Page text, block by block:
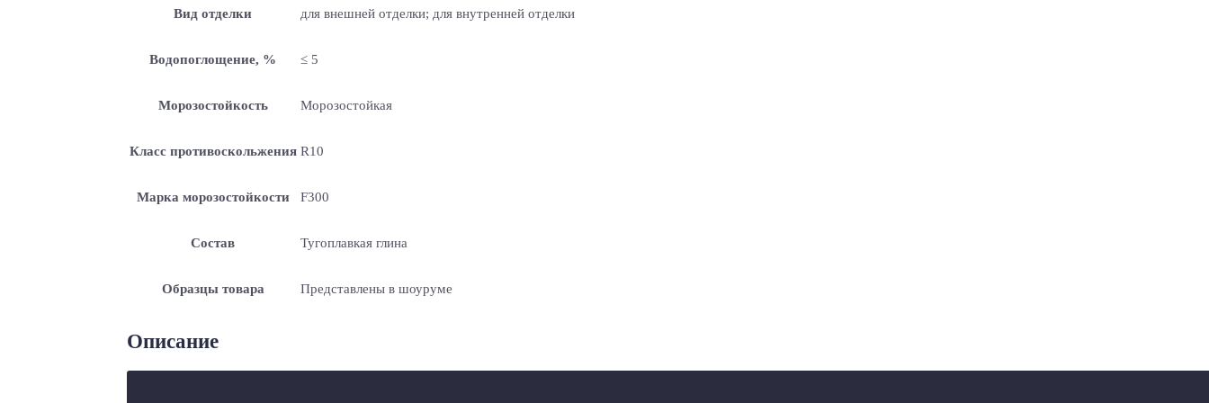
Вид отделки для внешней отделки; для внутренней отделки
Водопоглощение, % ≤ 5
Морозостойкость Морозостойкая
Класс противоскольжения R10
Марка морозостойкости F300
Состав Тугоплавкая глина
Образцы товара Представлены в шоуруме
Описание